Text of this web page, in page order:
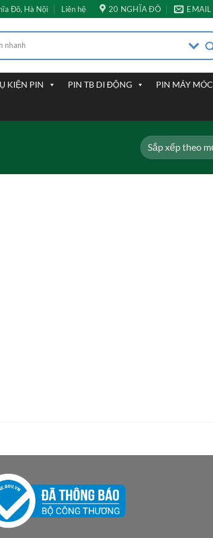
Đô, Hà Nội Liên hệ 20 NGHĨA ĐÔ EMAIL
KIỆN PIN PIN TB DI ĐỘNG PIN MÁY MÓC